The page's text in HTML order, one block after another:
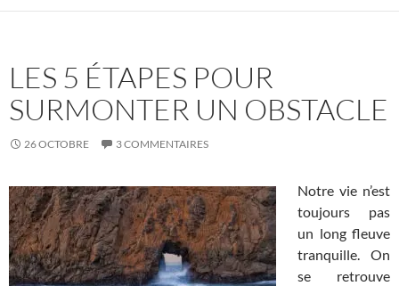
LES 5 ÉTAPES POUR
SURMONTER UN OBSTACLE
26 OCTOBRE 3 COMMENTAIRES
Notre vie n’est
toujours pas
un long fleuve
tranquille. On
se retrouve